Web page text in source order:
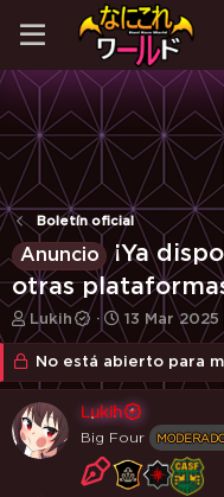
Boletín oficial
Anuncio
¡Ya
otras
u
o
r
d
e
Lukih
F
e
c
h
a
d
e
i
n
13 Mar 2025
No está abierto para
Lukih
Big Four